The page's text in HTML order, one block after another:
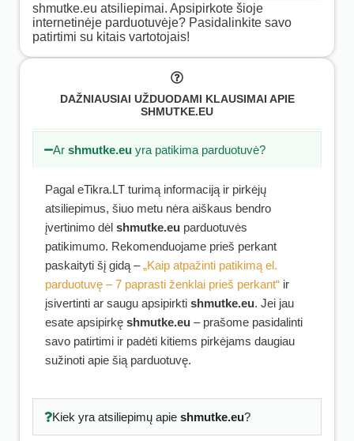
shmutke.eu atsiliepimai. Apsipirkote šioje
internetinėje parduotuvėje? Pasidalinkite savo
patirtimi su kitais vartotojais!
DAŽNIAUSIAI UŽDUODAMI KLAUSIMAI APIE
SHMUTKE.EU
Arshmutke.eu yra patikima parduotuvė?
Pagal eTikra.LT turimą informaciją ir pirkėjų
atsiliepimus, šiuo metu nėra aiškaus bendro
įvertinimo dėl shmutke.eu parduotuvės
patikimumo. Rekomenduojame prieš perkant
paskaityti šį gidą –„Kaip atpažinti patikimą el.
parduotuvę – 7 paprasti ženklai prieš perkant“ ir
įsivertinti ar saugu apsipirkti shmutke.eu. Jei jau
esate apsipirkę shmutke.eu – prašome pasidalinti
savo patirtimi ir padėti kitiems pirkėjams daugiau
sužinoti apie šią parduotuvę.
Kiek yra atsiliepimų apie shmutke.eu?